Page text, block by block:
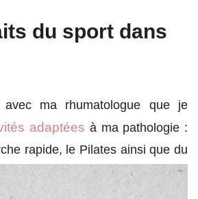
du sport dans
avec ma rhumatologue que je
adaptées à ma pathologie :
rapide, le Pilates ainsi que du